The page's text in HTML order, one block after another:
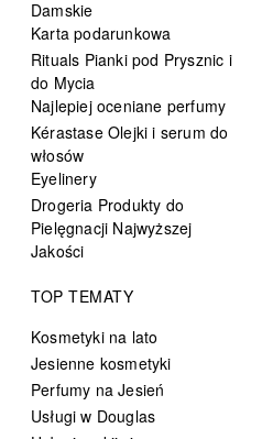
Damskie
Karta podarunkowa
Rituals Pianki pod Prysznic i
do Mycia
Najlepiej oceniane perfumy
Kérastase Olejki i serum do
włosów
Eyelinery
Drogeria Produkty do
Pielęgnacji Najwyższej
Jakości
TOP TEMATY
Kosmetyki na lato
Jesienne kosmetyki
Perfumy na Jesień
Usługi w Douglas